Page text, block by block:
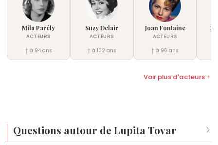
Mila Parély
ACTEURS
† à 94 ans
Suzy Delair
ACTEURS
† à 102 ans
Joan Fontaine
ACTEURS
† à 96 ans
Voir plus d'acteurs
Questions autour de Lupita Tovar